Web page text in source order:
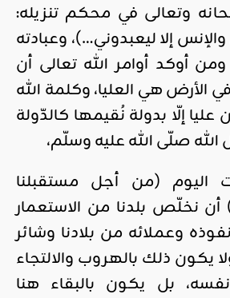
وتعالى في محكم تنزيله:
إلا ليعبدوني…)، وعبادته
أوكد أوامر الله تعالى أن
الأرض هي العليا، وكلمة الله
إلّا بدولة نُقيمها كالدّولة
الله صلّى الله عليه وسلّم،
اليوم (من أجل مستقبلنا
أن نخلّص بلدنا من الاستعمار
وعملائه من بلادنا وشائر
يكون ذلك بالهروب والالتجاء
بل يكون بالبقاء هنا